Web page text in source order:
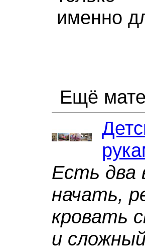
именно
Ещё
Есть два
начать,
кровать
и